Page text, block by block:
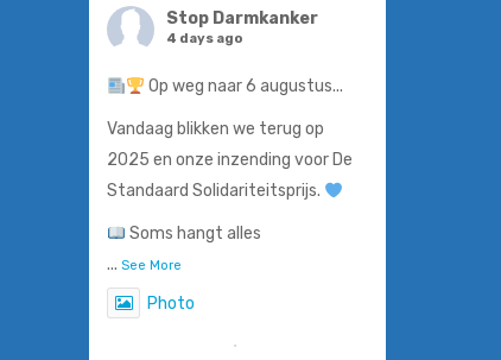
Stop Darmkanker
4 days ago
Op weg naar 6 augustus...
Vandaag blikken we terug op
2025 en onze inzending voor De
Standaard Solidariteitsprijs.
Soms hangt alles
... See More
Photo
·